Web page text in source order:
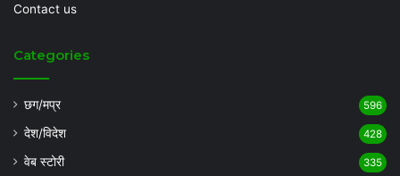
Contact us
Categories
छग/मप्र 596
देश/विदेश 428
वेब स्टोरी 335